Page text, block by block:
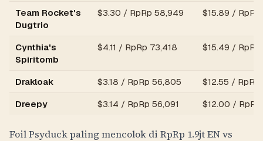
Team Rocket's
Dugtrio
$3.30 / RpRp 58,949 $15.89 /
Cynthia's
Spiritomb
$4.11 / RpRp 73,418 $15.49 /
Drakloak $3.18 / RpRp 56,805 $12.55 / RpRp
Dreepy
$3.14 / RpRp 56,091 $12.00 /
Foil Psyduck paling mencolok di RpRp 1.9jtEN vs